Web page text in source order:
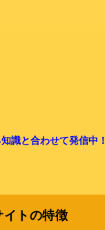
識と合わせて発信中！
イトの特徴